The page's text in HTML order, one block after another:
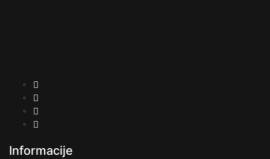
Informacije